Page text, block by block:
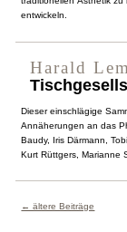
entwickeln.
Harald
Dieser einschlägige
Annäherungen an das
Baudy, Iris Därmann,
Kurt Rüttgers, Marianne
← ältere Beiträge